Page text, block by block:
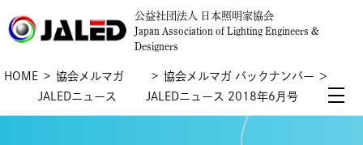
公益社団法人 日本照明家協会
Japan Association of Lighting Engineers &
Designers
HOME
協会メルマガ
JALEDニュース
協会メルマガ バックナンバー ＞
JALEDニュース 2018年6月号